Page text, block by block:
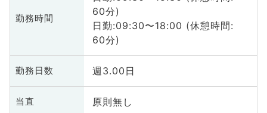
勤務時間
60分)
日勤:09:30〜18:00 (休憩時間:
60分)
勤務日数 週3.00日
当直 原則無し